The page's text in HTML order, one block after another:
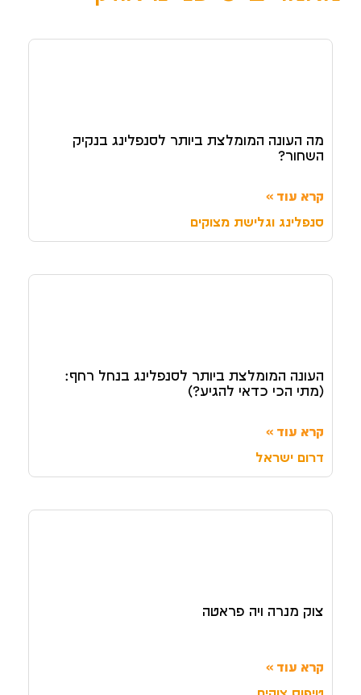
מה העונה המומלצת ביותר לסנפלינג בנקיק
השחור?
קרא עוד »
סנפלינג וגלישת מצוקים
העונה המומלצת ביותר לסנפלינג בנחל רחף:
(מתי הכי כדאי להגיע?)
קרא עוד »
דרום ישראל
צוק מנרה ויה פראטה
קרא עוד »